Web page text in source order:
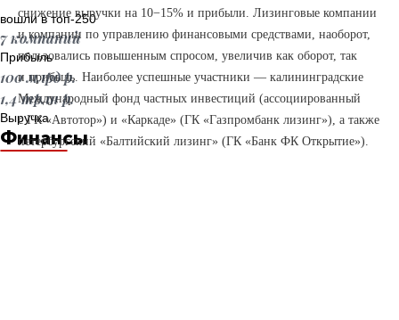
вошли в топ-250
7 компаний
Прибыль
100 млрд р.
1,4 трлн р.
Выручка
Финансы
снижение выручки на 10−15% и прибыли. Лизинговые компании
и компании по управлению финансовыми средствами, наоборот,
пользовались повышенным спросом, увеличив как оборот, так
и прибыль. Наиболее успешные участники — калининградские
Международный фонд частных инвестиций (ассоциированный
с ГК «Автотор») и «Каркаде» (ГК «Газпромбанк лизинг»), а также
петербургский «Балтийский лизинг» (ГК «Банк ФК Открытие»).